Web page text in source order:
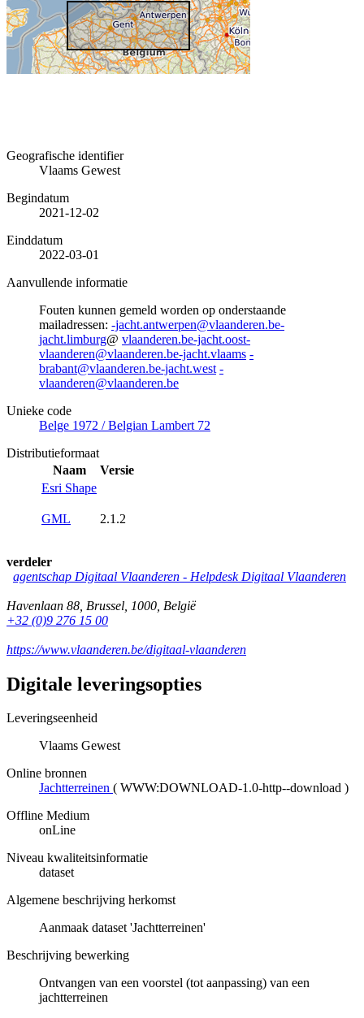
Geografische identifier
Vlaams Gewest
Begindatum
2021-12-02
Einddatum
2022-03-01
Aanvullende informatie
Fouten kunnen gemeld worden op onderstaande
mailadressen: -jacht.antwerpen@vlaanderen.be-
jacht.limburg@ vlaanderen.be-jacht.oost-
vlaanderen@vlaanderen.be-jacht.vlaams -
brabant@vlaanderen.be-jacht.west -
vlaanderen@vlaanderen.be
Unieke code
Belge 1972 / Belgian Lambert 72
Distributieformaat
Naam
Versie
Esri Shape
GML 2.1.2
verdeler
agentschap Digitaal Vlaanderen - Helpdesk Digitaal Vlaanderen
Havenlaan 88 Brussel 1000 België
+32 (0)9 276 15 00
https://www.vlaanderen.be/digitaal-vlaanderen
Digitale leveringsopties
Leveringseenheid
Vlaams Gewest
Online bronnen
Jachtterreinen ( WWW:DOWNLOAD-1.0-http--download )
Offline Medium
onLine
Niveau kwaliteitsinformatie
dataset
Algemene beschrijving herkomst
Aanmaak dataset 'Jachtterreinen'
Beschrijving bewerking
Ontvangen van een voorstel (tot aanpassing) van een
jachtterreinen